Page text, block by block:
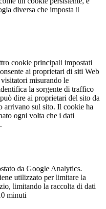
diversa che imposta il
cookie principali impostati
ai proprietari di siti Web
misurando le
la sorgente di traffico
dire ai proprietari del sito da
arrivano sul sito. Il cookie ha
ogni volta che i dati
da Google Analytics.
utilizzato per limitare la
limitando la raccolta di dati
minuti